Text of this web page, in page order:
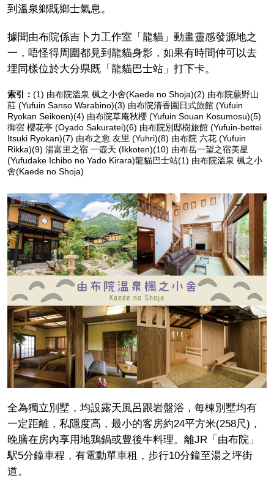
到溫泉鄉既鄉士氣息。
據聞由布院係吉卜力工作室「龍貓」動畫靈感發源地之
一，唔怪得周圍都見到龍貓身影，如果有時間仲可以去
埋同樣位於大分県既「龍貓巴士站」打下卡。
索引： (1) 由布院溫泉 楓之小舍(Kaede no Shoja)(2) 由布院蕨野山
莊 (Yufuin Sanso Warabino)(3) 由布院清香園日式旅館 (Yufuin
Ryokan Seikoen)(4) 由布院草庵秋櫻 (Yufuin Souan Kosumosu)(5)
御宿 櫻花亭 (Oyado Sakuratei)(6) 由布院別邸樹旅館 (Yufuin-bettei
Itsuki Ryokan)(7) 由布之愈 友里 (Yuhri)(8) 由布院 六花 (Yufuin
Rikka)(9) 湯富里之宿 一壺天 (Ikkoten)(10) 由布岳一望之宿美星
(Yufudake Ichibo no Yado Kirara)龍貓巴士站(1) 由布院溫泉 楓之小
舍(Kaede no Shoja)
全為獨立別墅，均設露天風呂跟岩盤浴，每棟別墅均有
一定距離，私隱度高，最小的客房約24平方米(258尺)，
晚膳在房內享用地鶏鍋或豊後牛料理。離JR「由布院」
駅5分鐘車程，有電動單車租，步行10分鐘至湯之坪街
道。